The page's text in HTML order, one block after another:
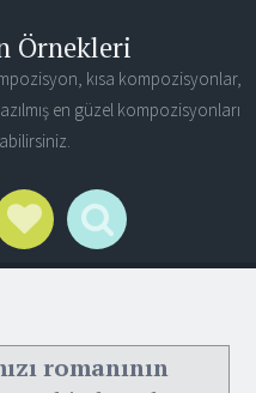
Örnekleri
kısa kompozisyonlar,
en güzel kompozisyonları
Social Links
Search
romanının